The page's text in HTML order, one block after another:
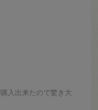
入出来たので驚き大